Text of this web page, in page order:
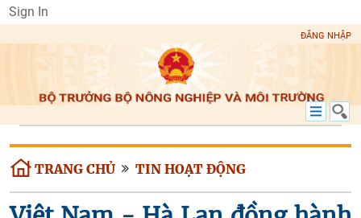
Sign In
ĐĂNG NHẬP
TRANG CHỦ TIN HOẠT ĐỘNG